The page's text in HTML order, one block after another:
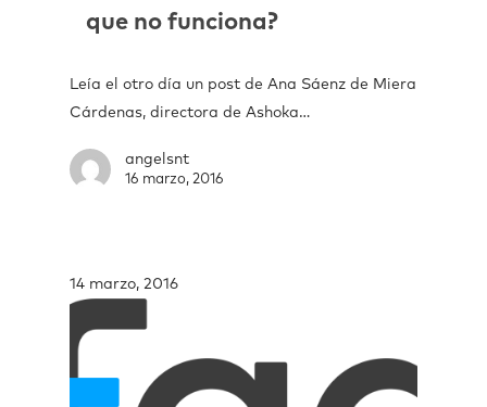
que no funciona?
Leía el otro día un post de Ana Sáenz de Miera
Cárdenas, directora de Ashoka…
angelsnt
16 marzo, 2016
14 marzo, 2016